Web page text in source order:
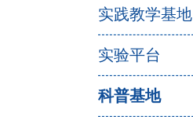
实践教学基地
实验平台
科普基地